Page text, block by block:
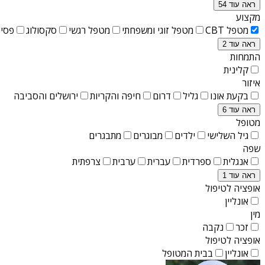
ראה עוד 54
מקצוע
מטפל CBT
מטפל זוגי ומשפחתי מטפל רגשי סקסולוג
ראה עוד 2
התמחות
קלינית
איזור
בקעת אונו
גליל דרום חיפה והקריות ירושלים והסביבה
ראה עוד 6
מטופל
גיל השלישי
ילדים מבוגרים
מתבגרים
שפה
אנגלית
ספרדית עברית ערבית צרפתית
ראה עוד 1
אופציה לטיפול
אונליין
מין
זכר
נקבה
אופציה לטיפול
אונליין
בבית המטופל